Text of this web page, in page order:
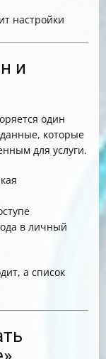
настройки
и
один
которые
для услуги.
в личный
а список